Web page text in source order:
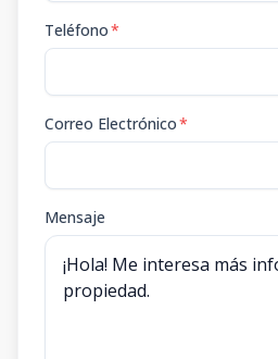
Teléfono*
Correo Electrónico*
Mensaje